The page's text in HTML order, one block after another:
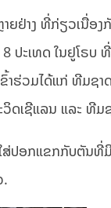
ຍຢ່າງ ທີ່ກ່ຽວເນື່ອ
ປະເທດ ໃນຢູໂຣບ
າຮ່ວມໄດ້ແກ່ ທີມຊ
ດເຊີແລນ ແລະ ທີມ
ສ່ປອກແຂກກັບຕັນ
.